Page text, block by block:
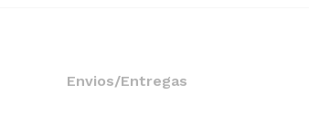
Envios/Entregas